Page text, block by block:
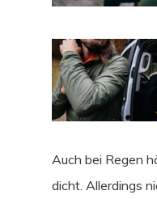
Auch bei Regen
dicht. Allerdings